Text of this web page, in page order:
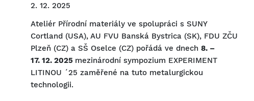
2. 12. 2025
Ateliér Přírodní materiály ve spolupráci s SUNY
Cortland (USA), AU FVU Banská Bystrica (SK), FDU ZČU
Plzeň (CZ) aSŠ Oselce (CZ) pořádá ve dnech 8. –
17. 12. 2025 mezinárodní sympozium EXPERIMENT
LITINOU ´25 zaměřené na tuto metalurgickou
technologii.